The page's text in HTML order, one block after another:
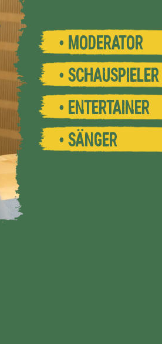
• MODERATOR
• SCHAUSPIELER
• ENTERTAINER
• SÄNGER